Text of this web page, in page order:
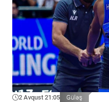
2 Avqust 21:05 Güləş